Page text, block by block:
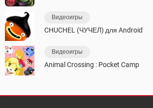
Видеоигры
CHUCHEL (ЧУЧЕЛ) для Android
Видеоигры
Animal Crossing : Pocket Camp